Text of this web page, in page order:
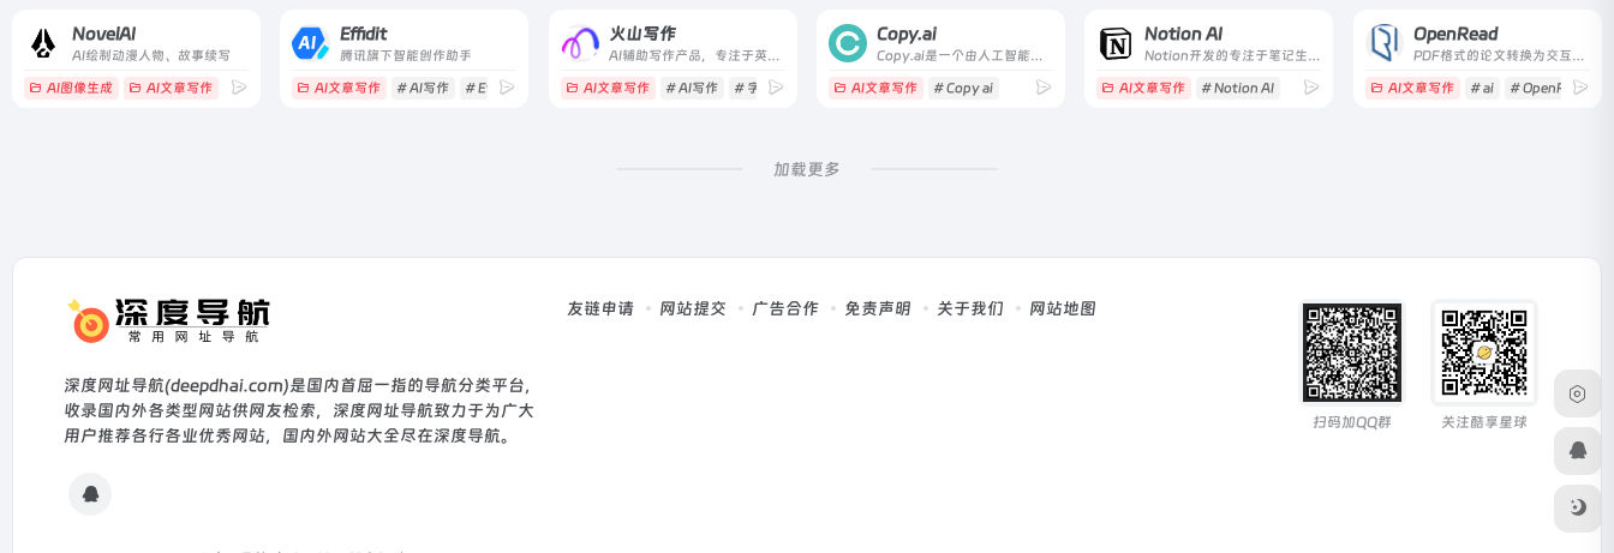
NovelAI
AI绘制动漫人物、故事续写
AI图像生成 AI文章写作 # adventure # ai # ai dungeon
Effidit
腾讯旗下智能创作助手
AI文章写作 # AI写作 # Effidit
火山写作
AI辅助写作产品，专注于英语写作
AI文章写作 # AI写作 # 字节跳动 # 火山写作
Copy.ai
Copy.ai是一个由人工智能驱动的文案生成器，可以为您的企业生成高质量的文案。
AI文章写作 # Copy ai
Notion AI
Notion开发的专注于笔记生成的AI
AI文章写作 # Notion AI
OpenRead
PDF格式的论文转换为交互式论文
AI文章写作 # ai # OpenRead
加载更多
深度网址导航(deepdhai.com)是国内首屈一指的导航分类平台，
收录国内外各类型网站供网友检索，深度网址导航致力于为广大
用户推荐各行各业优秀网站，国内外网站大全尽在深度导航。
友链申请 网站提交 广告合作 免责声明 关于我们 网站地图
扫码加QQ群 关注酷享星球